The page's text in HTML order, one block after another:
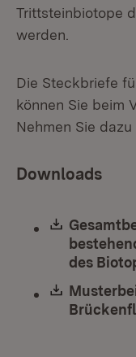
Trittsteinbiotope
werden.
Die Steckbriefe
können Sie beim
Nehmen Sie
Downloads
des